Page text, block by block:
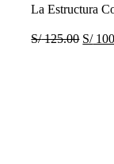
La Estructura
S/125.00 S/